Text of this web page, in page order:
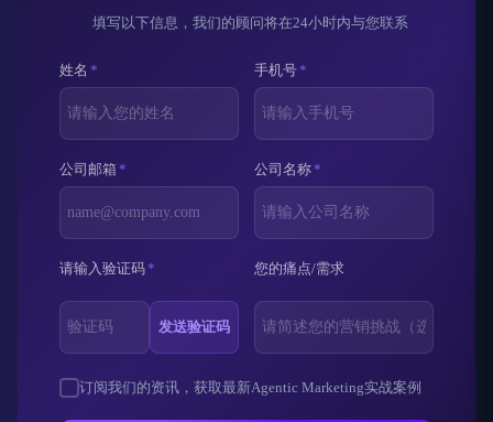
填写以下信息，我们的顾问将在24小时内与您联系
姓名 * 手机号*
公司邮箱* 公司名称*
请输入验证码*
发送验证码
您的痛点/需求
订阅我们的资讯，获取最新Agentic Marketing实战案例